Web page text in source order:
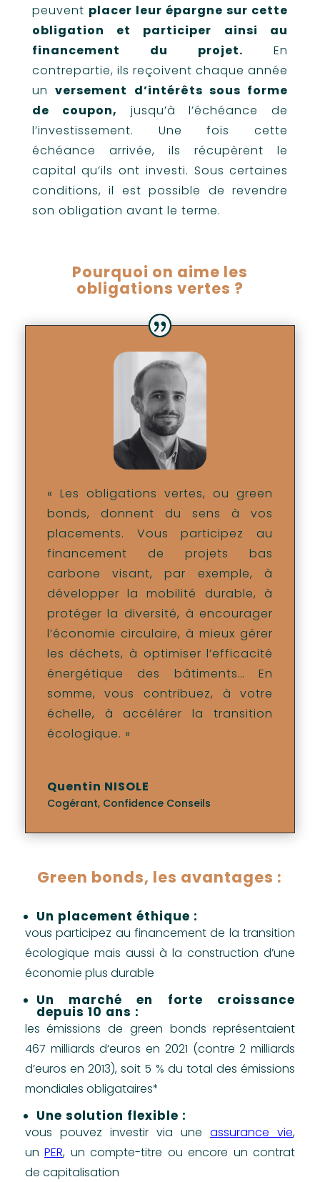
peuvent placer leur épargne sur cette
obligation et participer ainsi au
financement du projet. En
contrepartie, ils reçoivent chaque année
unversement d’intérêts sous forme
de coupon, jusqu’à l’échéance de
l’investissement. Une fois cette
échéance arrivée, ils récupèrent le
capital qu’ils ont investi. Sous certaines
conditions, il est possible de revendre
son obligation avant le terme.
Pourquoi on aime les
obligations vertes ?
« Les obligations vertes, ou green
bonds, donnent du sens à vos
placements. Vous participez au
financement de projets bas
carbone visant, par exemple, à
développer la mobilité durable, à
protéger la diversité, à encourager
l’économie circulaire, à mieux gérer
les déchets, à optimiser l’efficacité
énergétique des bâtiments… En
somme, vous contribuez, à votre
échelle, à accélérer la transition
écologique. »
Quentin NISOLE
Cogérant, Confidence Conseils
Green bonds, les avantages :
Un placement éthique :
vous participez au financement de la transition
écologique mais aussi à la construction d’une
économie plus durable
Un marché en forte croissance
depuis 10 ans :
les émissions de green bonds représentaient
467 milliards d’euros en 2021 (contre 2 milliards
d’euros en 2013), soit 5 % du total des émissions
mondiales obligataires*
Une solution flexible :
vous pouvez investir via une assurance vie,
unPER, un compte-titre ou encore un contrat
de capitalisation